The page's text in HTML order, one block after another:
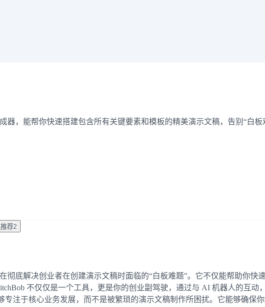
器，能帮你快速搭建包含所有关键要素和模板的精美演示文稿，告别“白板
推荐2
彻底解决创业者在创建演示文稿时面临的“白板难题”。它不仅能帮助你
不仅仅是一个工具，更是你的创业副驾驶，通过与 AI 机器人的互
专注于核心业务发展，而不是被繁琐的演示文稿制作所困扰。它能够确保